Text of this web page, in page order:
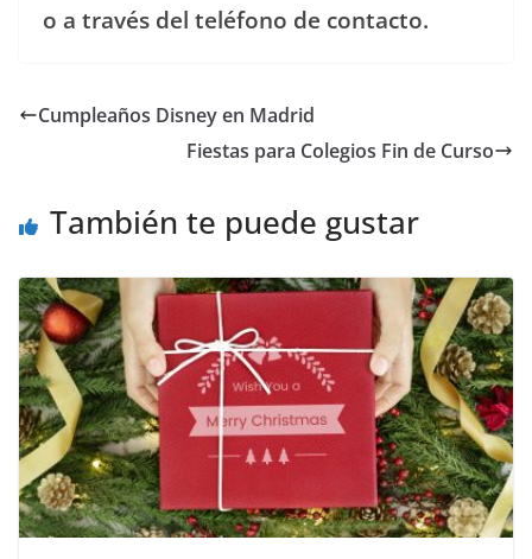
o a través del teléfono de contacto.
Cumpleaños Disney en Madrid
Fiestas para Colegios Fin de Curso
También te puede gustar